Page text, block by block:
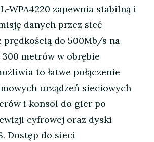
WPA4220 zapewnia stabilną i
danych przez sieć
prędkością do 500Mb/s na
300 metrów w obrębie
to łatwe połączenie
urządzeń sieciowych
i konsol do gier po
cyfrowej oraz dyski
Dostęp do sieci